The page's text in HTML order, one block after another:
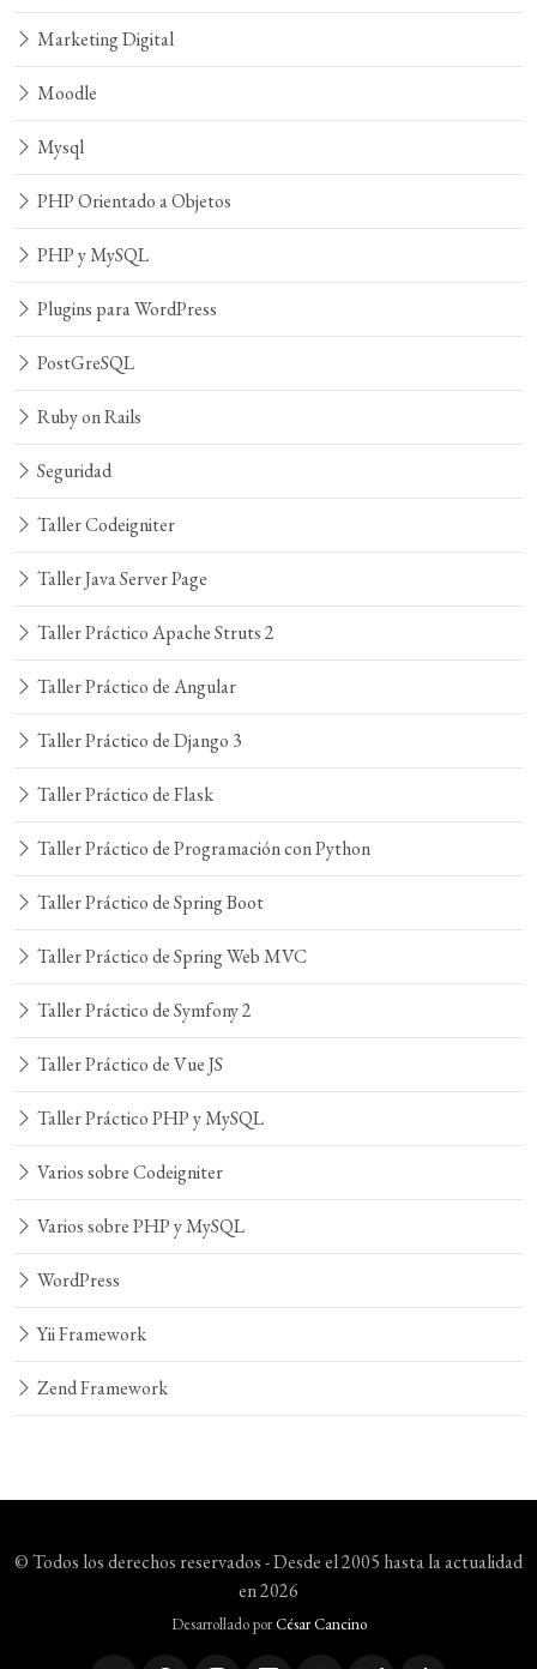
Marketing Digital
Moodle
Mysql
PHP Orientado a Objetos
PHP y MySQL
Plugins para WordPress
PostGreSQL
Ruby on Rails
Seguridad
Taller Codeigniter
Taller Java Server Page
Taller Práctico Apache Struts 2
Taller Práctico de Angular
Taller Práctico de Django 3
Taller Práctico de Flask
Taller Práctico de Programación con Python
Taller Práctico de Spring Boot
Taller Práctico de Spring Web MVC
Taller Práctico de Symfony 2
Taller Práctico de Vue JS
Taller Práctico PHP y MySQL
Varios sobre Codeigniter
Varios sobre PHP y MySQL
WordPress
Yii Framework
Zend Framework
© Todos los derechos reservados - Desde el 2005 hasta la actualidad
en 2026
Desarrollado porCésar Cancino